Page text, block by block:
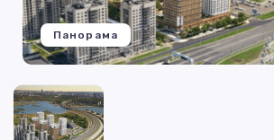
Панорама